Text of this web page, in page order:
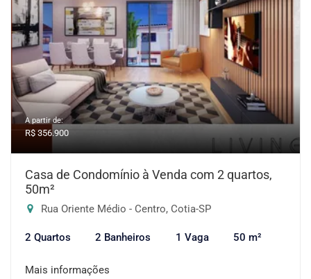
A partir de:
R$ 356.900
Casa de Condomínio à Venda com 2 quartos,
50m²
Rua Oriente Médio - Centro, Cotia-SP
2 Quartos 2 Banheiros 1 Vaga 50 m²
Mais informações